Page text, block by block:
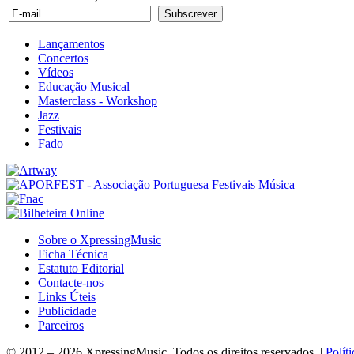
Lançamentos
Concertos
Vídeos
Educação Musical
Masterclass - Workshop
Jazz
Festivais
Fado
Sobre o XpressingMusic
Ficha Técnica
Estatuto Editorial
Contacte-nos
Links Úteis
Publicidade
Parceiros